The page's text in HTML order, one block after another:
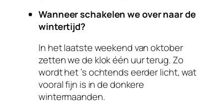
Wanneer schakelen we over naar de
wintertijd?
In het laatste weekend van oktober
zetten we de klok één uur terug. Zo
wordt het ’s ochtends eerder licht, wat
vooral fijn is in de donkere
wintermaanden.